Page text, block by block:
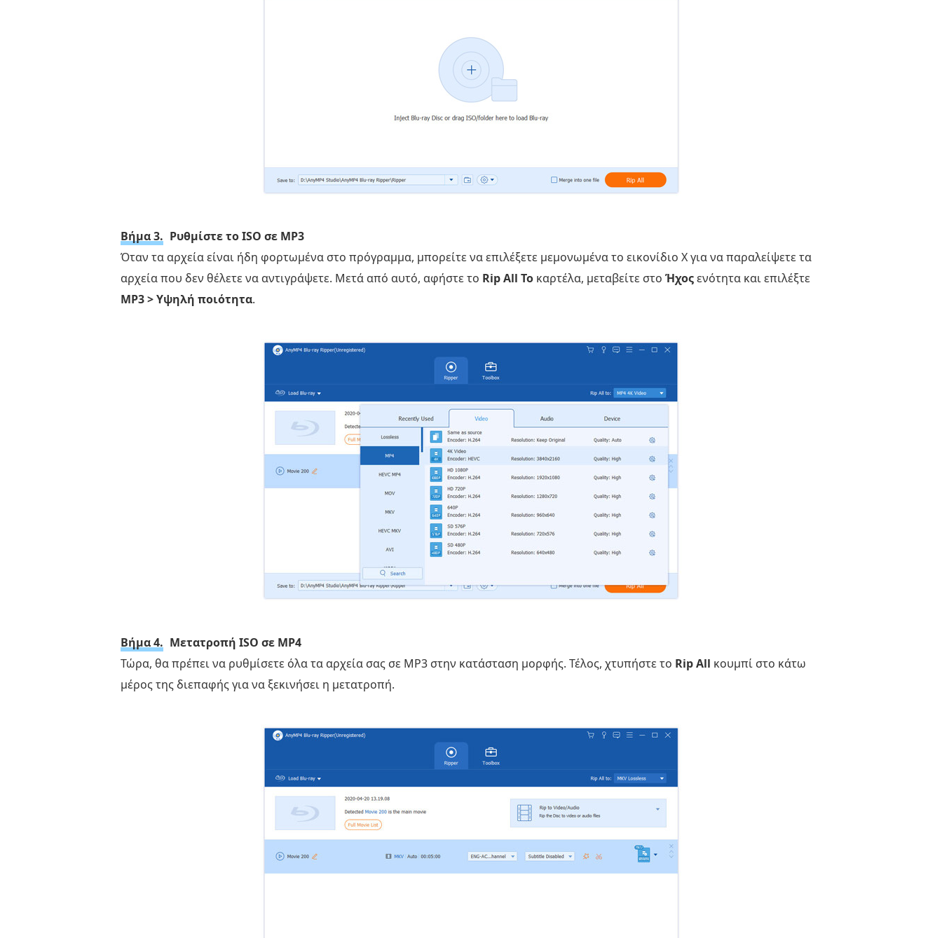
Βήμα 3. Ρυθμίστε το ISO σε MP3
Όταν τα αρχεία είναι ήδη φορτωμένα στο πρόγραμμα, μπορείτε να επιλέξετε μεμονωμένα το εικονίδιο X για να παραλείψετε τα
αρχεία που δεν θέλετε να αντιγράψετε. Μετά από αυτό, αφήστε το Rip All To καρτέλα, μεταβείτε στο Ήχοςενότητα και επιλέξτε
MP3 > Υψηλή ποιότητα.
Βήμα 4. Μετατροπή ISO σε MP4
Τώρα, θα πρέπει να ρυθμίσετε όλα τα αρχεία σας σε MP3 στην κατάσταση μορφής. Τέλος, χτυπήστε το Rip All κουμπί στο κάτω
μέρος της διεπαφής για να ξεκινήσει η μετατροπή.